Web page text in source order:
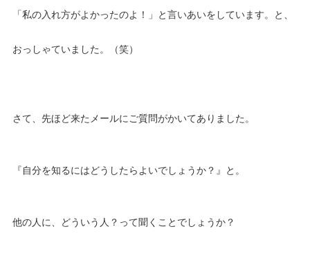
「私の入れ方がよかったのよ！」と言いあいをしています。と、
おっしゃていました。（笑）
さて、先ほど来たメールにご質問がかいてありました。
『自分を知るにはどうしたらよいでしょうか？』と。
他の人に、どういう人？って聞くことでしょうか？